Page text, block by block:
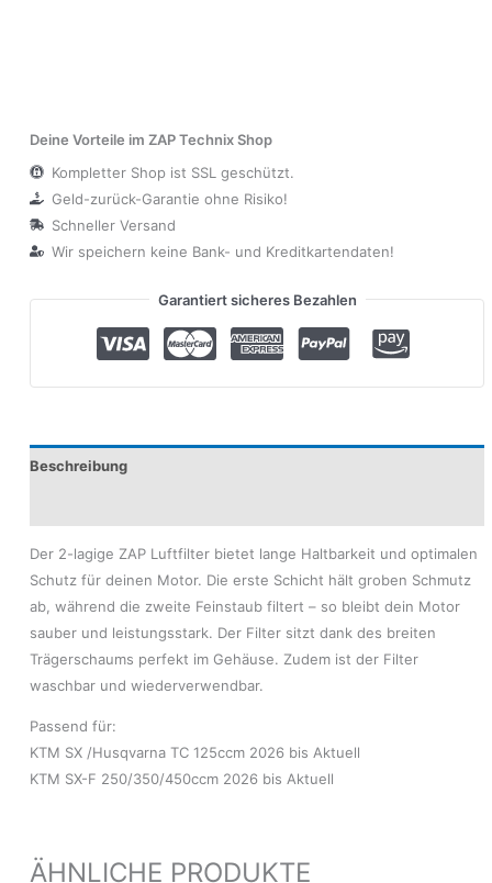
Deine Vorteile im ZAP Technix Shop
Kompletter Shop ist SSL geschützt.
Geld-zurück-Garantie ohne Risiko!
Schneller Versand
Wir speichern keine Bank- und Kreditkartendaten!
Garantiert sicheres Bezahlen
Beschreibung
Der 2-lagige ZAP Luftfilter bietet lange Haltbarkeit und optimalen
Schutz für deinen Motor. Die erste Schicht hält groben Schmutz
ab, während die zweite Feinstaub filtert – so bleibt dein Motor
sauber und leistungsstark. Der Filter sitzt dank des breiten
Trägerschaums perfekt im Gehäuse. Zudem ist der Filter
waschbar und wiederverwendbar.
Passend für:
KTM SX /Husqvarna TC 125ccm 2026 bis Aktuell
KTM SX-F 250/350/450ccm 2026 bis Aktuell
ÄHNLICHE PRODUKTE